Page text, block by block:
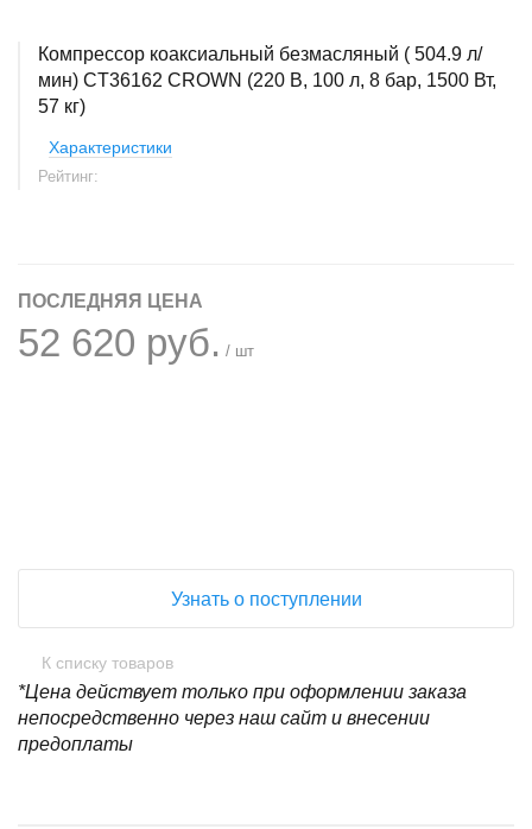
Компрессор коаксиальный безмасляный ( 504.9 л/
мин) CT36162 CROWN (220 В, 100 л, 8 бар, 1500 Вт,
57 кг)
Характеристики
Рейтинг:
ПОСЛЕДНЯЯ ЦЕНА
52 620 руб. / шт
Узнать о поступлении
К списку товаров
*Цена действует только при оформлении заказа
непосредственно через наш сайт и внесении
предоплаты